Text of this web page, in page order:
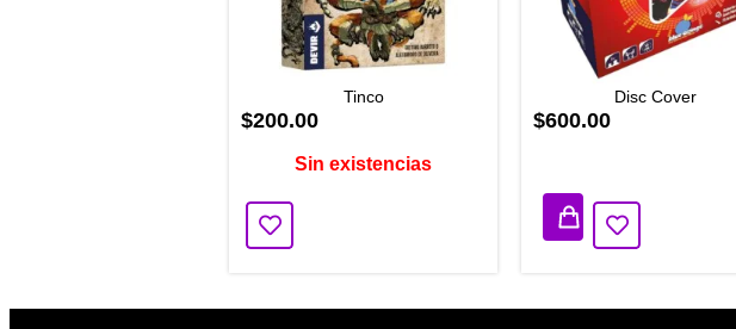
Tinco
$200.00
Sin existencias
Disc Cover
$600.00